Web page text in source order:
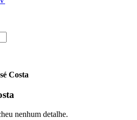
Costa
nenhum detalhe.